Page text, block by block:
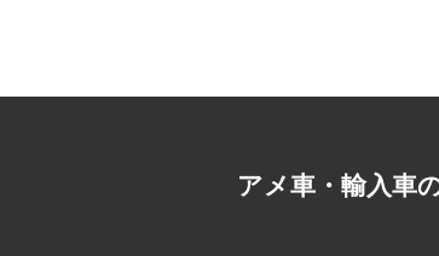
アメ車・輸入車